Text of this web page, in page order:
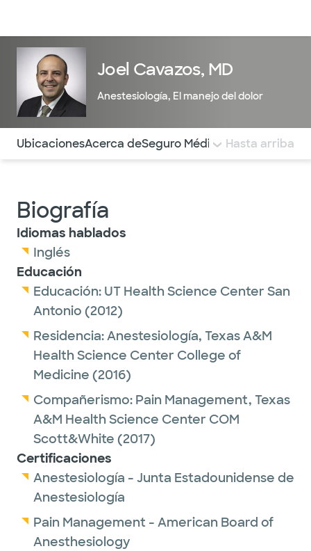
Joel Cavazos, MD
Anestesiología, El manejo del dolor
Utilice esta navegación para saltar rápidamente a
UbicacionesAcerca deSeguro Médico COMENTARIOS
Hasta arriba
Biografía
Idiomas hablados
Inglés
Educación
Educación: UT Health Science Center San
Antonio (2012)
Residencia:Anestesiología, Texas A&M
Health Science Center College of
Medicine (2016)
Compañerismo: Pain Management, Texas
A&M Health Science Center COM
Scott&White (2017)
Certificaciones
Anestesiología - Junta Estadounidense de
Anestesiología
Pain Management - American Board of
Anesthesiology